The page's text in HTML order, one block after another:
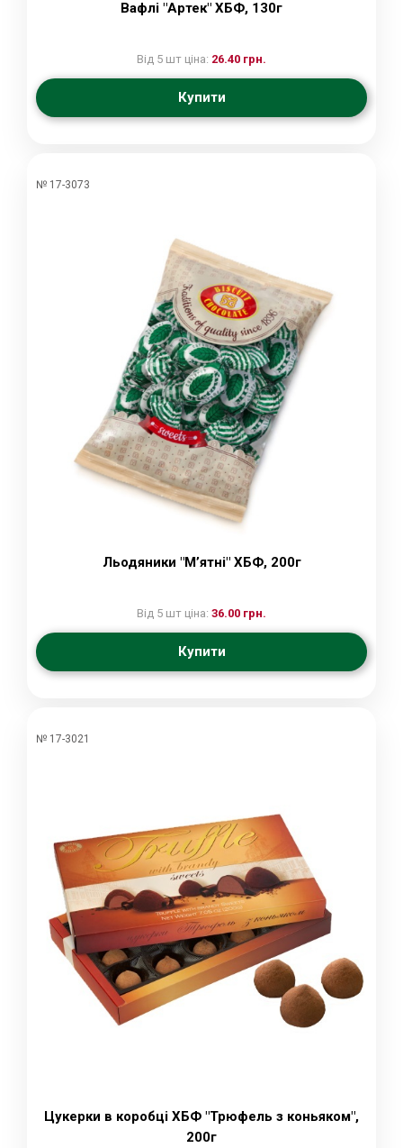
Вафлі "Артек" ХБФ, 130г
Від 5 шт ціна: 26.40 грн.
Купити
№ 17-3073
Льодяники "Мʼятні" ХБФ, 200г
Від 5 шт ціна: 36.00 грн.
Купити
№ 17-3021
Цукерки в коробці ХБФ "Трюфель з коньяком",
200г